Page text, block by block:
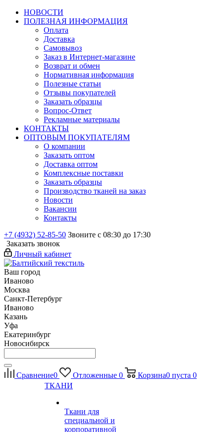
НОВОСТИ
ПОЛЕЗНАЯ ИНФОРМАЦИЯ
Оплата
Доставка
Самовывоз
Заказ в Интернет-магазине
Возврат и обмен
Нормативная информация
Полезные статьи
Отзывы покупателей
Заказать образцы
Вопрос-Ответ
Рекламные материалы
КОНТАКТЫ
ОПТОВЫМ ПОКУПАТЕЛЯМ
О компании
Заказать оптом
Доставка оптом
Комплексные поставки
Заказать образцы
Производство тканей на заказ
Новости
Вакансии
Контакты
+7 (4932) 52-85-50 Звоните с 08:30 до 17:30
Заказать звонок
Личный кабинет
Ваш город
Иваново
Москва
Санкт-Петербург
Иваново
Казань
Уфа
Екатеринбург
Новосибирск
Сравнение0 Отложенные 0 Корзина0 пуста 0
ТКАНИ
Ткани для
специальной и
корпоративной